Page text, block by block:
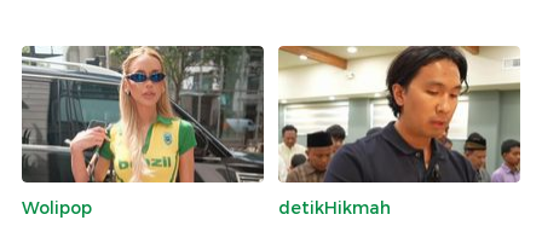
Wolipop
detikHikmah